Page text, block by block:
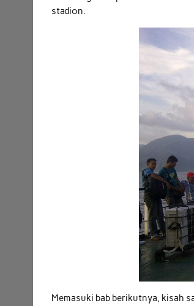
stadion.
Memasuki bab berikutnya, kisah